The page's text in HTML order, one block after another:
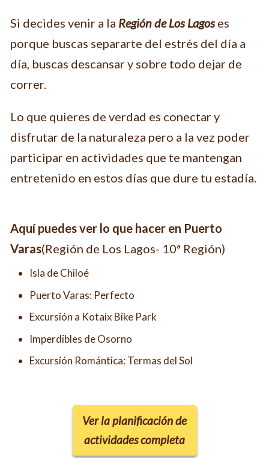
Si decides venir a la Regiónde Los Lagoses
porque buscas separarte del estrés del día a
día, buscas descansar y sobre todo dejar de
correr.
Lo que quieres de verdad es conectar y
disfrutar de la naturaleza pero a la vez poder
participar en actividades que te mantengan
entretenido en estos días que dure tu estadía.
Aquí puedes ver lo que hacer en Puerto
Varas(Región de Los Lagos- 10ª Región)
Isla de Chiloé
Puerto Varas: Perfecto
Excursión a Kotaix Bike Park
Imperdibles de Osorno
Excursión Romántica: Termas del Sol
Ver la planificación de
actividades completa